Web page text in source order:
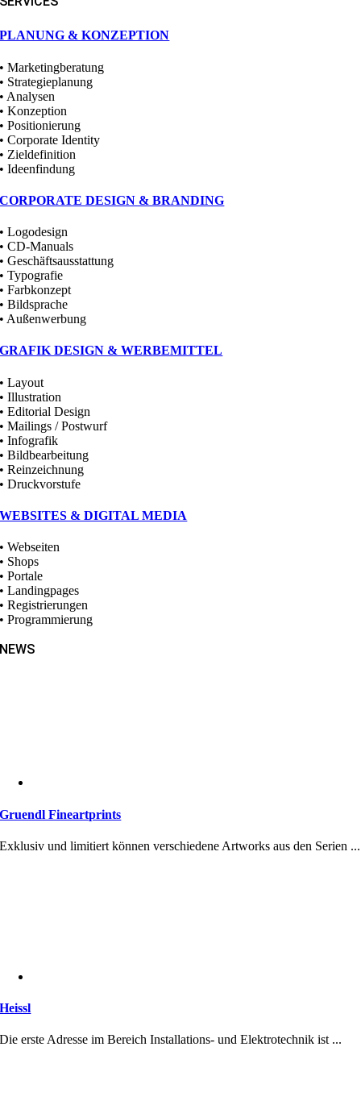
PLANUNG & KONZEPTION
• Marketingberatung
• Strategieplanung
• Analysen
• Konzeption
• Positionierung
• Corporate Identity
• Zieldefinition
• Ideenfindung
CORPORATE DESIGN & BRANDING
• Logodesign
• CD-Manuals
• Geschäftsausstattung
• Typografie
• Farbkonzept
• Bildsprache
• Außenwerbung
GRAFIK DESIGN & WERBEMITTEL
• Layout
• Illustration
• Editorial Design
• Mailings / Postwurf
• Infografik
• Bildbearbeitung
• Reinzeichnung
• Druckvorstufe
WEBSITES & DIGITAL MEDIA
• Webseiten
• Shops
• Portale
• Landingpages
• Registrierungen
• Programmierung
NEWS
Gruendl Fineartprints
Exklusiv und limitiert können verschiedene Artworks aus den Serien ...
Heissl
Die erste Adresse im Bereich Installations- und Elektrotechnik ist ...